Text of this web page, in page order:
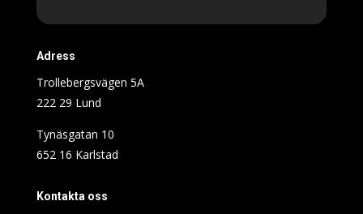
Adress
Trollebergsvägen 5A
222 29 Lund
Tynäsgatan 10
652 16 Karlstad
Kontakta oss